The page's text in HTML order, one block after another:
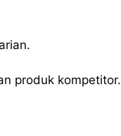
produk kompetitor.